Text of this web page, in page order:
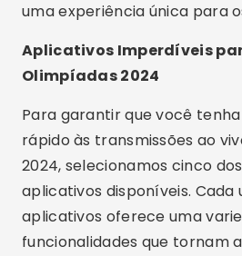
uma experiência única para
Aplicativos Imperdíveis
Olimpíadas 2024
Para garantir que você
rápido às transmissões ao
2024, selecionamos cinco
aplicativos disponíveis. Cada
aplicativos oferece uma
funcionalidades que tornam